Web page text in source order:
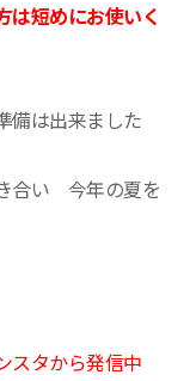
短めにお使いく
備は出来ました
合い 今年の夏を
スタから発信中